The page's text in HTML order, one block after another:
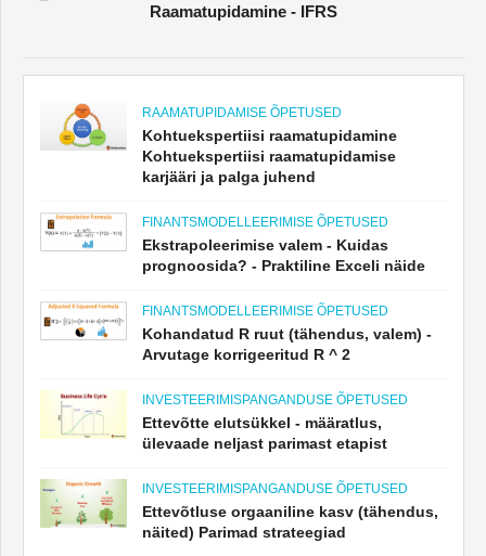
Raamatupidamine - IFRS
RAAMATUPIDAMISE ÕPETUSED
Kohtuekspertiisi raamatupidamine
Kohtuekspertiisi raamatupidamise
karjääri ja palga juhend
FINANTSMODELLEERIMISE ÕPETUSED
Ekstrapoleerimise valem - Kuidas
prognoosida? - Praktiline Exceli näide
FINANTSMODELLEERIMISE ÕPETUSED
Kohandatud R ruut (tähendus, valem) -
Arvutage korrigeeritud R ^ 2
INVESTEERIMISPANGANDUSE ÕPETUSED
Ettevõtte elutsükkel - määratlus,
ülevaade neljast parimast etapist
INVESTEERIMISPANGANDUSE ÕPETUSED
Ettevõtluse orgaaniline kasv (tähendus,
näited) Parimad strateegiad